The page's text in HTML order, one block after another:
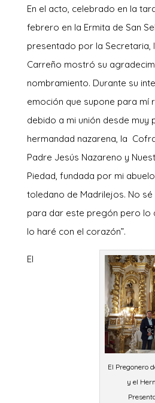
En el acto, celebrado en la
febrero en la Ermita de San
presentado por la Secretaria,
Carreño mostró su
nombramiento. Durante su
emoción que supone para mí
debido a mi unión desde muy
hermandad nazarena, la
Padre Jesús Nazareno y
Piedad, fundada por mi
toledano de Madrilejos. No
para dar este pregón pero lo
lo haré con el corazón”.
El Pregonero
y el
El